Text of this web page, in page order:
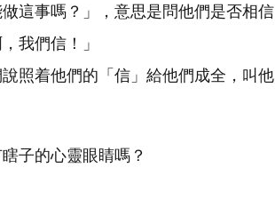
這事嗎？」，意思是問他們是否相信
我們信！」
照着他們的「信」給他們成全，叫他
子的心靈眼睛嗎？